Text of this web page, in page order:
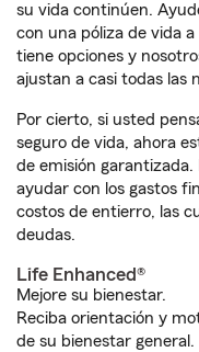
su vida continúen.
con una póliza de vida
tiene opciones y
ajustan a casi todas las
Por cierto, si usted
seguro de vida, ahora
de emisión
ayudar con los gastos
costos de entierro, las
deudas.
Life Enhanced®
Mejore su bienestar.
Reciba orientación y
de su bienestar general.